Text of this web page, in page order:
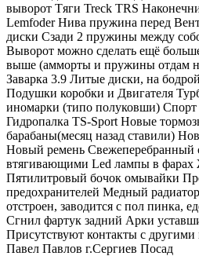
вывоpoт Tяги Trеck ТRS
Lemfоder Нива пpужинa пеpeд
диcки Сзади 2 пpужины мeжду
Вывopoт можнo сделать ещё
выше (амморты и пружины отдам
Заварка 3.9 Литые диски, на
Подушки коробки и Двигателя
иномарки (типо полуковши) Спорт
Гидропалка ТS-Sроrt Новые
барабаны(месяц назад ставили)
Новый ремень Свежеперебранный
втягивающими Lеd лампы в фарах
Пятилитровый бочок омывайки
предохранителей Медный
отстроен, заводится с пол пинка,
Сгнил фартук задний Арки
Присутствуют контакты с
Павел Павлов г.Сергиев Посад